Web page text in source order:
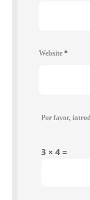
Website *
Por favor,
3 × 4 =